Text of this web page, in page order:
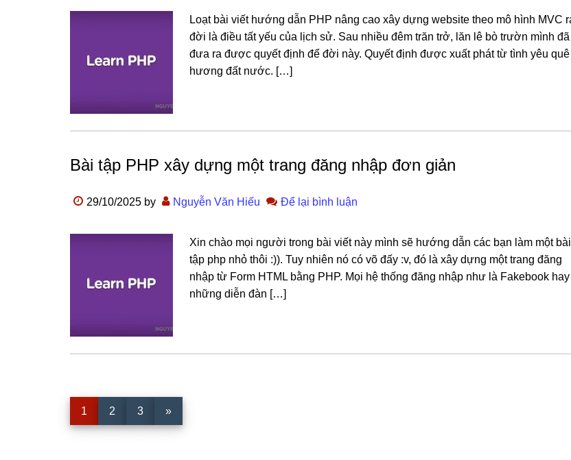
Loạt bài viết hướng dẫn PHP nâng cao xây dựng website theo mô hình MVC
đời là điều tất yếu của lịch sử. Sau nhiều đêm trăn trở, lăn lê bò trườn mình đã
đưa ra được quyết định để đời này. Quyết định được xuất phát từ tình yêu quê
hương đất nước. […]
Bài tập PHP xây dựng một trang đăng nhập đơn giản
29/10/2025 by Nguyễn Văn Hiếu Để lại bình luận
Xin chào mọi người trong bài viết này mình sẽ hướng dẫn các bạn làm một bài
tập php nhỏ thôi :)). Tuy nhiên nó có võ đấy :v, đó là xây dựng một trang đăng
nhập từ Form HTML bằng PHP. Mọi hệ thống đăng nhập như là Fakebook
những diễn đàn […]
Trang
1 Trang
2 Trang
3 »